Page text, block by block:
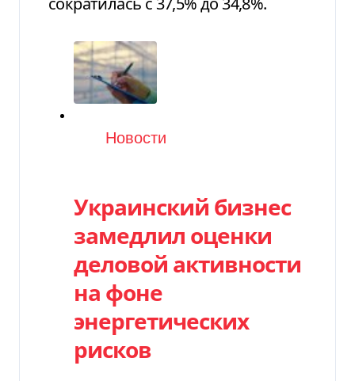
Категория
Новости
Украинский бизнес
замедлил оценки
деловой активности
на фоне
энергетических
рисков